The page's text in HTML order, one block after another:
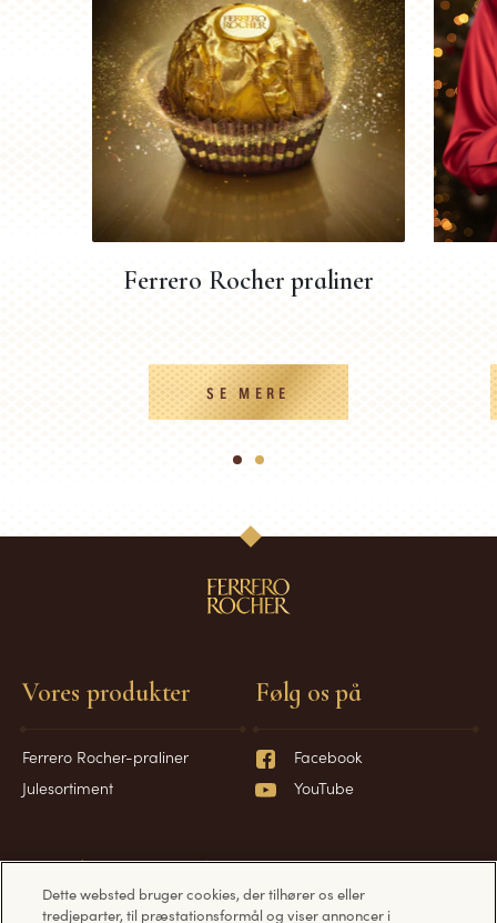
Ferrero Rocher praliner
SE MERE
1 2
Vores produkter
Ferrero Rocher-praliner
Julesortiment
Har du spørgsmål? Information
Følg os på
Facebook
YouTube
Dette websted bruger cookies, der tilhører os eller
tredjeparter, til præstationsformål og viser annoncer i